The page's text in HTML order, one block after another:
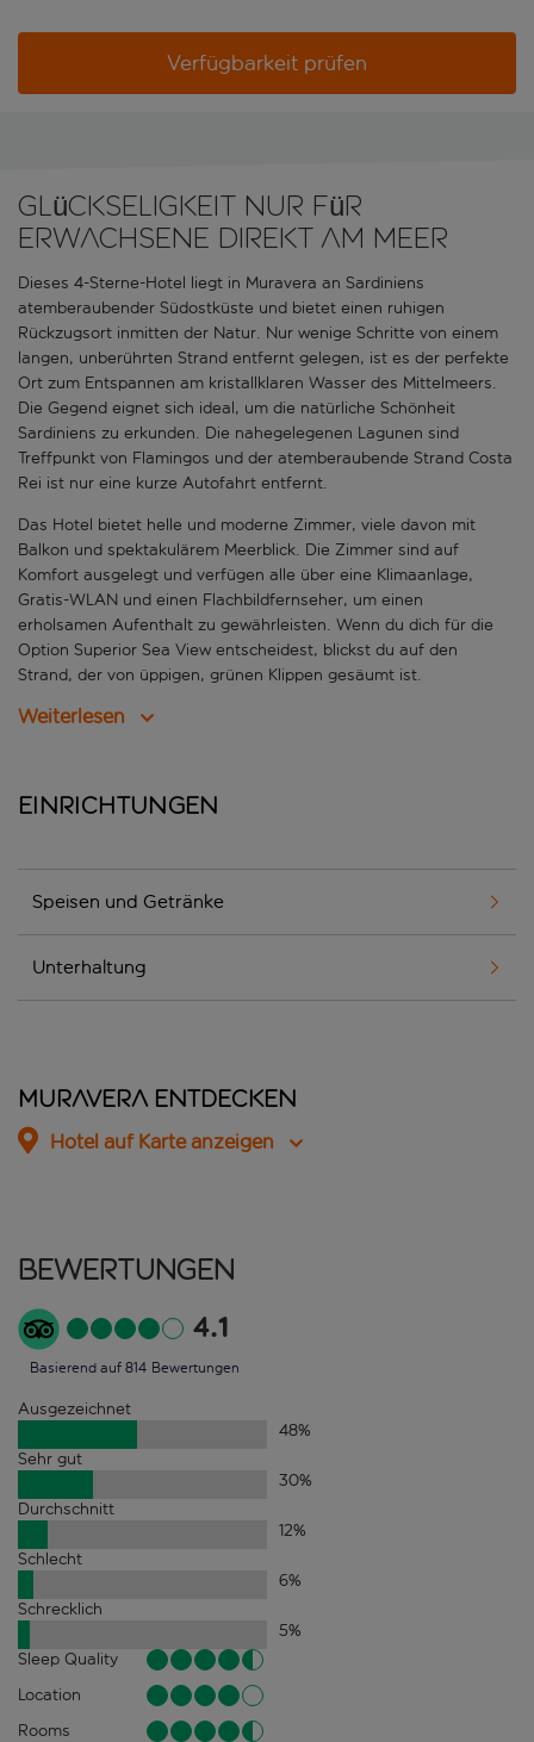
Verfügbarkeit prüfen
Glückseligkeit nur für
Erwachsene direkt am Meer
Dieses 4-Sterne-Hotel liegt in Muravera an Sardiniens
atemberaubender Südostküste und bietet einen ruhigen
Rückzugsort inmitten der Natur. Nur wenige Schritte von einem
langen, unberührten Strand entfernt gelegen, ist es der perfekte
Ort zum Entspannen am kristallklaren Wasser des Mittelmeers.
Die Gegend eignet sich ideal, um die natürliche Schönheit
Sardiniens zu erkunden. Die nahegelegenen Lagunen sind
Treffpunkt von Flamingos und der atemberaubende Strand Costa
Rei ist nur eine kurze Autofahrt entfernt.
Das Hotel bietet helle und moderne Zimmer, viele davon mit
Balkon und spektakulärem Meerblick. Die Zimmer sind auf
Komfort ausgelegt und verfügen alle über eine Klimaanlage,
Gratis-WLAN und einen Flachbildfernseher, um einen
erholsamen Aufenthalt zu gewährleisten. Wenn du dich für die
Option Superior Sea View entscheidest, blickst du auf den
Strand, der von üppigen, grünen Klippen gesäumt ist.
Weiterlesen
Einrichtungen
Speisen und Getränke
Unterhaltung
Muravera entdecken
Hotel auf Karte anzeigen
Bewertungen
4.1
Basierend auf 814 Bewertungen
Ausgezeichnet
48%
Sehr gut
30%
Durchschnitt
12%
Schlecht
6%
Schrecklich
5%
Sleep Quality
Location
Rooms